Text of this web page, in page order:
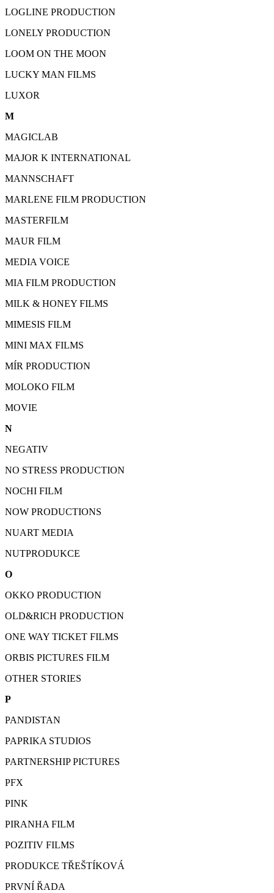
LOGLINE PRODUCTION
LONELY PRODUCTION
LOOM ON THE MOON
LUCKY MAN FILMS
LUXOR
M
MAGICLAB
MAJOR K INTERNATIONAL
MANNSCHAFT
MARLENE FILM PRODUCTION
MASTERFILM
MAUR FILM
MEDIA VOICE
MIA FILM PRODUCTION
MILK & HONEY FILMS
MIMESIS FILM
MINI MAX FILMS
MÍR PRODUCTION
MOLOKO FILM
MOVIE
N
NEGATIV
NO STRESS PRODUCTION
NOCHI FILM
NOW PRODUCTIONS
NUART MEDIA
NUTPRODUKCE
O
OKKO PRODUCTION
OLD&RICH PRODUCTION
ONE WAY TICKET FILMS
ORBIS PICTURES FILM
OTHER STORIES
P
PANDISTAN
PAPRIKA STUDIOS
PARTNERSHIP PICTURES
PFX
PINK
PIRANHA FILM
POZITIV FILMS
PRODUKCE TŘEŠTÍKOVÁ
PRVNÍ ŘADA